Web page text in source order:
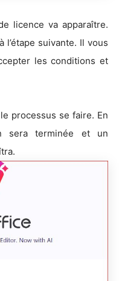
licence va apparaître.
suivante. Il vous
les conditions et
processus se faire. En
sera terminée et un